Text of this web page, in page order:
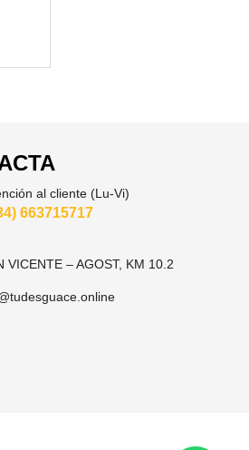
al cliente (Lu-Vi)
663715717
VICENTE – AGOST, KM 10.2